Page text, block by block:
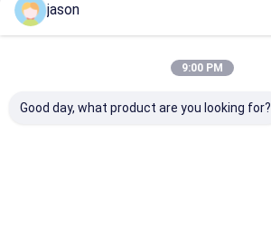
Περιπτώσεις
Ζητήστε ένα απόσπασμα
jason
9:00 PM
Good day, what product are you looking for?